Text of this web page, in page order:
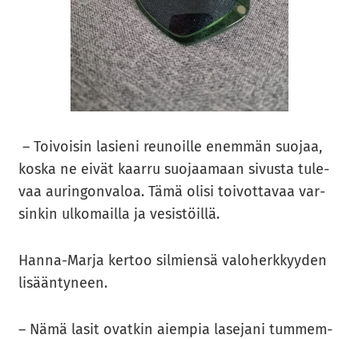
– Toi­voi­sin la­sie­ni reu­noil­le enem­män suo­jaa,
koska ne eivät kaar­ru suo­jaa­maan si­vus­ta tu­le­
vaa au­rin­gon­va­loa. Tämä olisi toi­vot­ta­vaa var­
sin­kin ul­ko­mail­la ja ve­sis­töil­lä.
Hanna-​Marja ker­too sil­mien­sä va­lo­herk­kyy­den
li­sään­ty­neen.
– Nämä lasit ovat­kin ai­em­pia la­se­ja­ni tum­mem­